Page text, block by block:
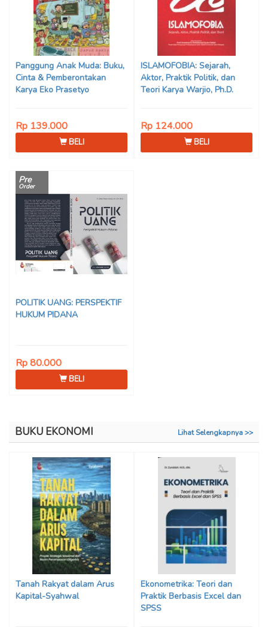
Panggung Anak Muda: Buku,
Cinta & Pemberontakan
Karya Eko Prasetyo
Rp 139.000
BELI
ISLAMOFOBIA: Sejarah,
Aktor, Praktik Politik, dan
Teori Karya Warjio, Ph.D.
Rp 124.000
BELI
Pre
Order
POLITIK UANG: PERSPEKTIF
HUKUM PIDANA
Rp 80.000
BELI
BUKU EKONOMI Lihat Selengkapnya >>
Tanah Rakyat dalam Arus
Kapital-Syahwal
Ekonometrika: Teori dan
Praktik Berbasis Excel dan
SPSS